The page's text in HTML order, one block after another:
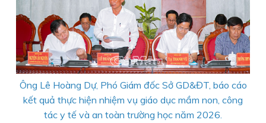
Ông Lê Hoàng Dự, Phó Giám đốc Sở GD&ĐT, báo cáo
kết quả thực hiện nhiệm vụ giáo dục mầm non, công
tác y tế và an toàn trường học năm 2026.